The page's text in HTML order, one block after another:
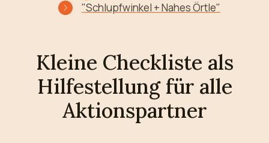
"Schlupfwinkel + Nahes Örtle"
Kleine Checkliste als
Hilfestellung für alle
Aktionspartner